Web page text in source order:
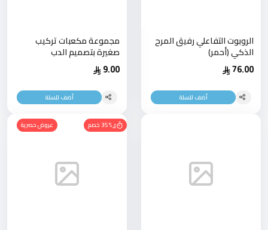
الروبوت التفاعلي رفيق المرح
الذكي (أحمر)
76.00
أضف للسلة
مجموعة مكعبات تركيب
صغيرة بتصميم الدب
9.00
أضف للسلة
35% خصم عروض حصرية